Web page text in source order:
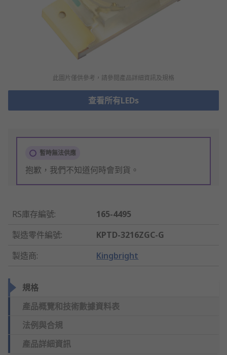
此圖片僅供參考，請參閲產品詳細資訊及規格
查看所有LEDs
暫時無法供應
抱歉，我們不知道何時會到貨。
RS庫存編號:
165-4495
製造零件編號:
KPTD-3216ZGC-G
製造商: Kingbright
規格
產品概覽和技術數據資料表
法例與合規
產品詳細資訊